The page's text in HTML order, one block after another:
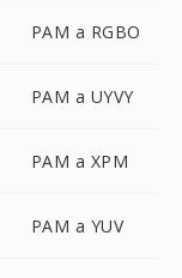
PAM a RGBO
PAM a UYVY
PAM a XPM
PAM a YUV